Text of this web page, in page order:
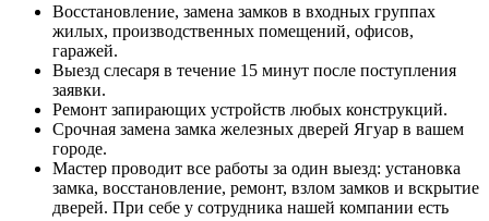
Восстановление, замена замков в входных группах
жилых, производственных помещений, офисов,
гаражей.
Выезд слесаря в течение 15 минут после поступления
заявки.
Ремонт запирающих устройств любых конструкций.
Срочная замена замка железных дверей Ягуар в вашем
городе.
Мастер проводит все работы за один выезд: установка
замка, восстановление, ремонт, взлом замков и вскрытие
дверей. При себе у сотрудника нашей компании есть